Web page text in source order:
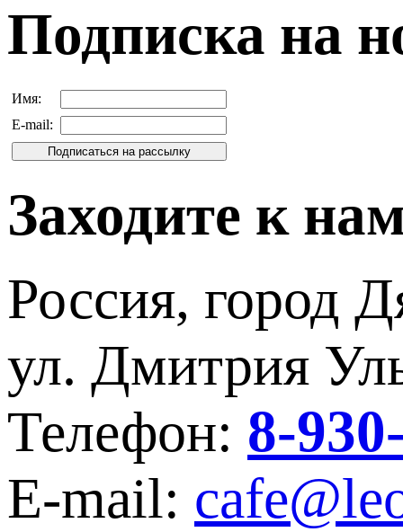
Подписка на
Имя:
E-mail:
Заходите к
Россия, город
ул. Дмитрия
Телефон: 8-
E-mail: